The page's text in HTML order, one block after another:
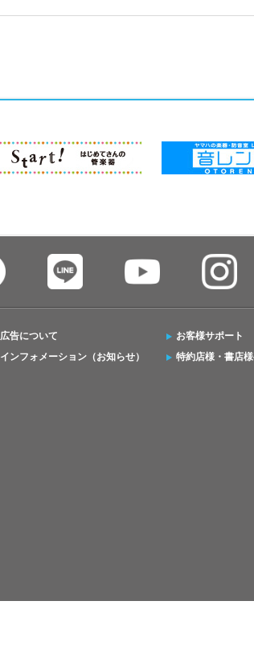
広告について
インフォメーション（お知らせ）
お客様サポート
特約店様・書店